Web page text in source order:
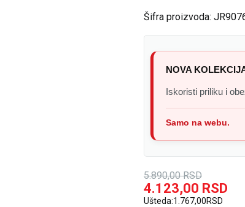
Šifra proizvoda:
NOVA
Iskoristi priliku i
Samo na webu.
5.890,00 RSD
4.123,00 RSD
Ušteda:1.767,00RSD